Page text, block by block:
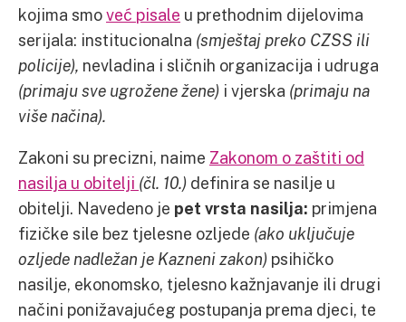
kojima smoveć pisale u prethodnim dijelovima
serijala: institucionalna (smještaj preko CZSS ili
policije), nevladina i sličnih organizacija i udruga
(primaju sve ugrožene žene) i vjerska (primaju na
više načina).
Zakoni su precizni, naime Zakonom o zaštiti od
nasilja u obitelji (čl. 10.) definira se nasilje u
obitelji. Navedeno je pet vrsta nasilja: primjena
fizičke sile bez tjelesne ozljede (ako uključuje
ozljede nadležan je Kazneni zakon) psihičko
nasilje, ekonomsko, tjelesno kažnjavanje ili drugi
načini ponižavajućeg postupanja prema djeci, te